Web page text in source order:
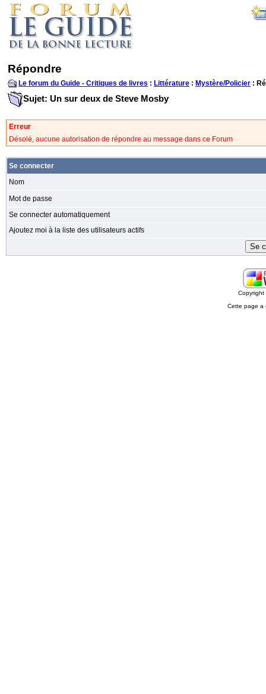
Répondre
Le forum du Guide - Critiques de livres : Littérature : Mystère/Policier :
Sujet: Un sur deux de Steve Mosby
Erreur
Désolé, aucune autorisation de répondre au message dans ce Forum
Se connecter
Nom
Mot de passe
Se connecter automatiquement
Ajoutez moi à la liste des utilisateurs actifs
Cette page a